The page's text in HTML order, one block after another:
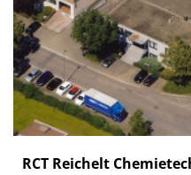
RCT Reichelt